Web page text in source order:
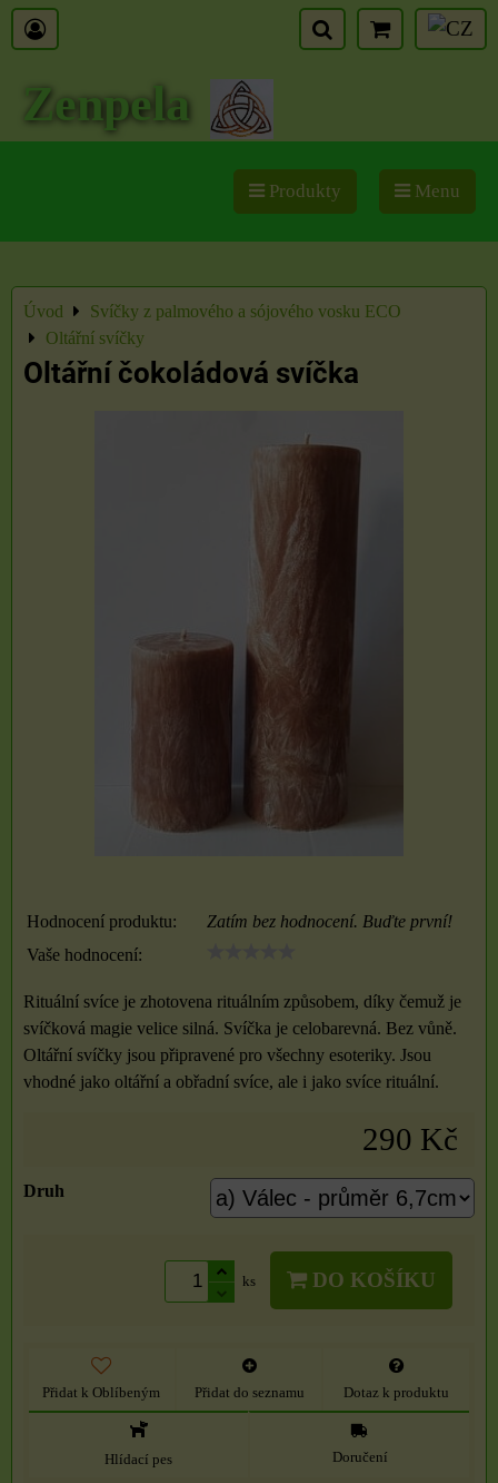
Zenpela
Produkty Menu
Úvod
Svíčky z palmového a sójového vosku ECO
Oltářní svíčky
Oltářní čokoládová svíčka
Hodnocení produktu:
Zatím bez hodnocení. Buďte první!
Vaše hodnocení:
Rituální svíce je zhotovena rituálním způsobem, díky čemuž je
svíčková magie velice silná. Svíčka je celobarevná. Bez vůně.
Oltářní svíčky jsou připravené pro všechny esoteriky. Jsou
vhodné jako oltářní a obřadní svíce, ale i jako svíce rituální.
290 Kč
Druh
ks DO KOŠÍKU
Přidat k Oblíbeným Přidat do seznamu Dotaz k produktu
Hlídací pes Doručení